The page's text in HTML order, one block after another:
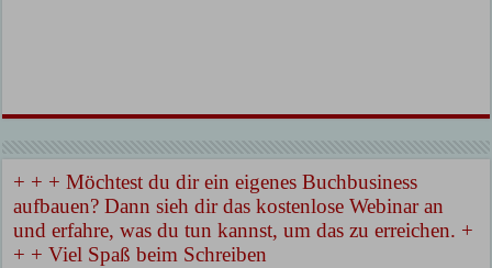
+ + + Möchtest du dir ein eigenes Buchbusiness
aufbauen? Dann sieh dir das kostenlose Webinar an
und erfahre, was du tun kannst, um das zu erreichen. +
+ + Viel Spaß beim Schreiben